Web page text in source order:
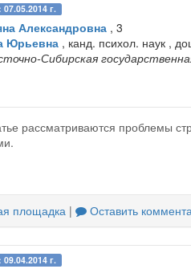
г.
Александровна , 3
Юрьевна , канд. психол. наук ,
Сибирская
рассматриваются проблемы
площадка | Оставить
г.